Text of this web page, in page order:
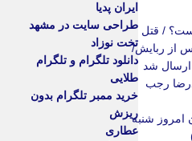
/ قتل
از ربایش/
ارسال شد
رجب
شنبه
ایران پدیا
طراحی سایت در مشهد
تخت نوزاد
دانلود تلگرام و تلگرام
طلایی
خرید ممبر تلگرام بدون
ریزش
عطاری